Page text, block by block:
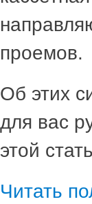
проемов.
Об этих
для вас
этой
Читать